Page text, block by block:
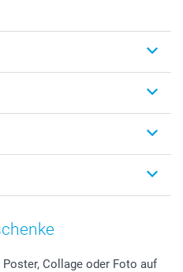
Poster
Collage oder Foto auf